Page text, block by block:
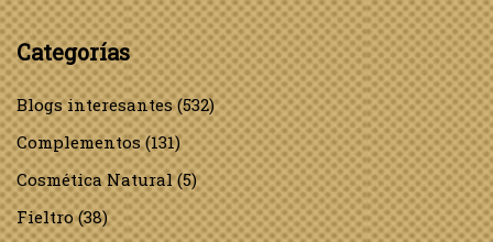
Categorías
Blogs interesantes(532)
Complementos(131)
Cosmética Natural(5)
Fieltro(38)